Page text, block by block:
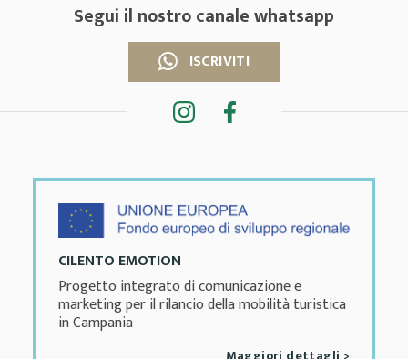
Segui il nostro canale whatsapp
ISCRIVITI
CILENTO EMOTION
Progetto integrato di comunicazione e
marketing per il rilancio della mobilità turistica
in Campania